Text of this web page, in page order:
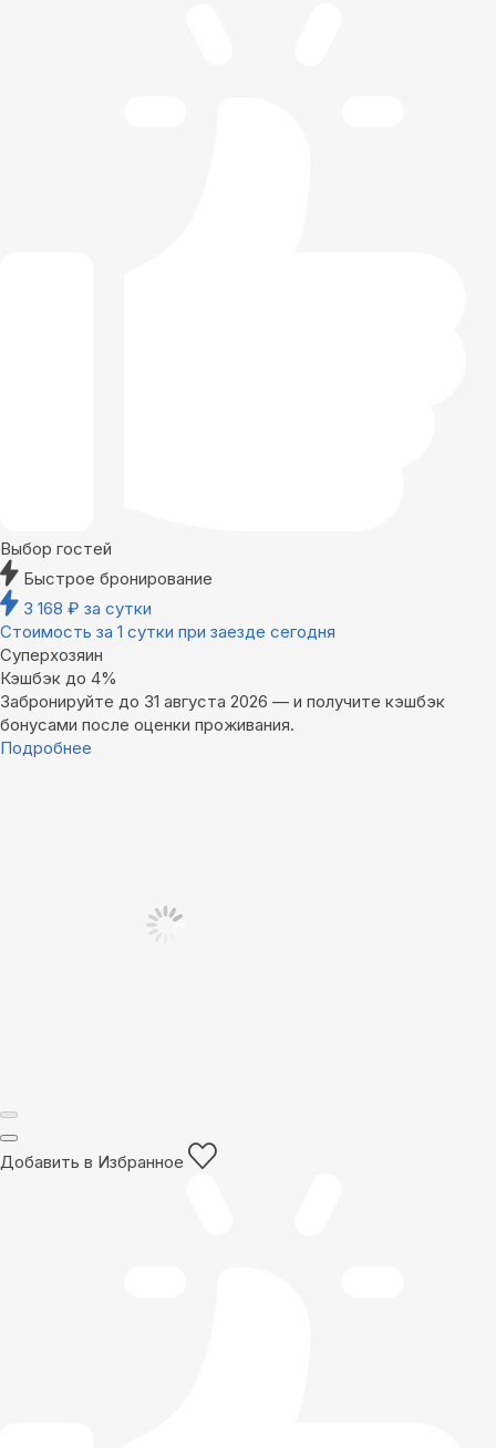
Выбор гостей
Быстрое бронирование
3 168 ₽ за сутки
Стоимость за 1 сутки при заезде сегодня
Суперхозяин
Кэшбэк до 4%
Забронируйте до 31 августа 2026 — и получите кэшбэк
бонусами после оценки проживания.
Подробнее
Добавить в Избранное